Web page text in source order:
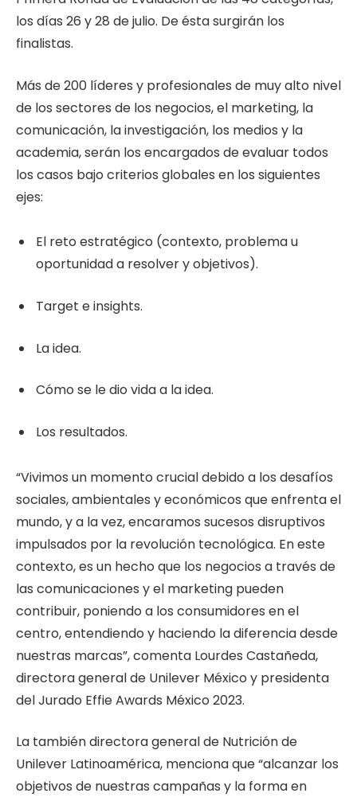
los días 26 y 28 de julio. De ésta surgirán los
finalistas.
Más de 200 líderes y profesionales de muy alto nivel
de los sectores de los negocios, el marketing, la
comunicación, la investigación, los medios y la
academia, serán los encargados de evaluar todos
los casos bajo criterios globales en los siguientes
ejes:
El reto estratégico (contexto, problema u
oportunidad a resolver y objetivos).
Target e insights.
La idea.
Cómo se le dio vida a la idea.
Los resultados.
“Vivimos un momento crucial debido a los desafíos
sociales, ambientales y económicos que enfrenta el
mundo, y a la vez, encaramos sucesos disruptivos
impulsados por la revolución tecnológica. En este
contexto, es un hecho que los negocios a través de
las comunicaciones y el marketing pueden
contribuir, poniendo a los consumidores en el
centro, entendiendo y haciendo la diferencia desde
nuestras marcas”, comenta Lourdes Castañeda,
directora general de Unilever México y presidenta
del Jurado Effie Awards México 2023.
La también directora general de Nutrición de
Unilever Latinoamérica, menciona que “alcanzar los
objetivos de nuestras campañas y la forma en